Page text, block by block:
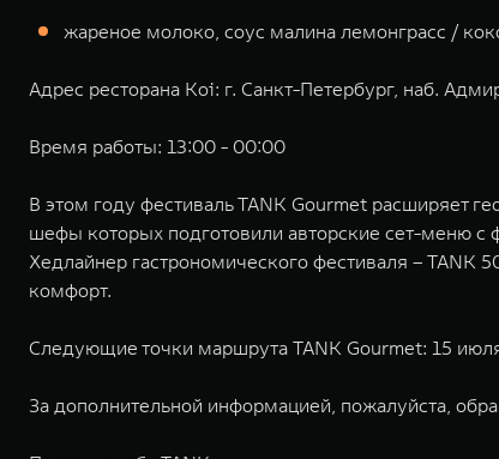
жареное молоко, соус малина лемонграсс /
Адрес ресторана Koi: г. Санкт-Петербург, наб.
Время работы: 13:00 - 00:00
В этом году фестиваль TANK Gourmet расширяет
шефы которых подготовили авторские сет-меню
Хедлайнер гастрономического фестиваля – TANK
комфорт.
Следующие точки маршрута TANK Gourmet: 15
За дополнительной информацией, пожалуйста,